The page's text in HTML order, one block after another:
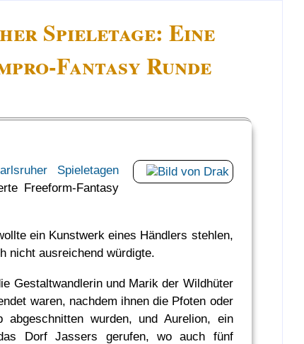
Spieletage: Eine
Fantasy Runde
Spieletagen
Freeform-Fantasy
ein Kunstwerk eines Händlers stehlen,
nicht ausreichend würdigte.
Gestaltwandlerin und Marik der Wildhüter
waren, nachdem ihnen die Pfoten oder
abgeschnitten wurden, und Aurelion, ein
Dorf Jassers gerufen, wo auch fünf